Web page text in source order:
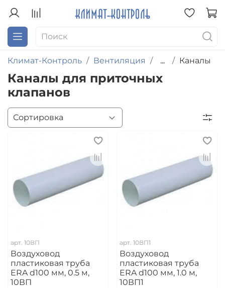
Климат-Контроль Вентиляция ... Каналы
Каналы для приточных
клапанов
арт. 10ВП
Воздуховод
пластиковая труба
ERA d100 мм, 0.5 м,
10ВП
арт. 10ВП1
Воздуховод
пластиковая труба
ERA d100 мм, 1.0 м,
10ВП1